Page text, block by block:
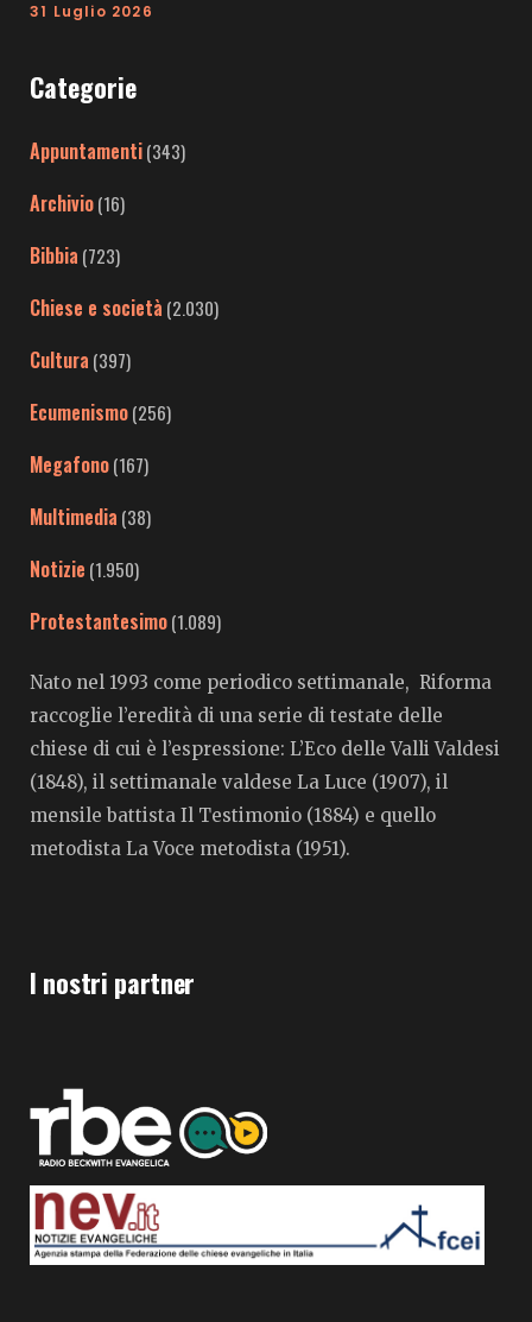
31 Luglio 2026
Categorie
Appuntamenti(343)
Archivio(16)
Bibbia (723)
Chiese e società (2.030)
Cultura (397)
Ecumenismo(256)
Megafono(167)
Multimedia (38)
Notizie (1.950)
Protestantesimo(1.089)
Nato nel 1993 come periodico settimanale, Riforma
raccoglie l’eredità di una serie di testate delle
chiese di cui è l’espressione: L’Eco delle Valli Valdesi
(1848), il settimanale valdese La Luce (1907), il
mensile battista Il Testimonio (1884) e quello
metodista La Voce metodista (1951).
I nostri partner